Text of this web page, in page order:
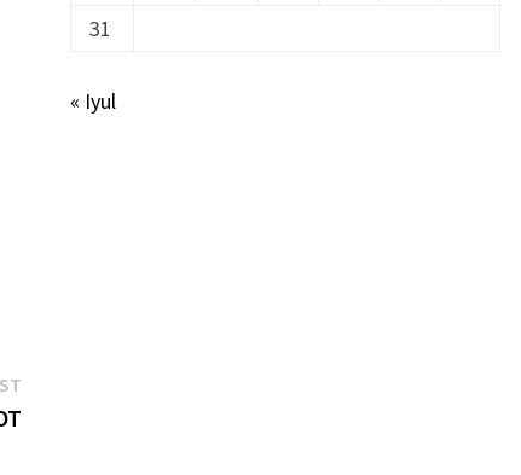
Next
post:
31
« Iyul